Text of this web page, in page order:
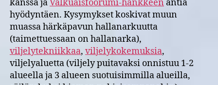
kanssa jaValkuaisfoorumi-hankkeen antia
hyödyntäen. Kysymykset koskivat muun
muassa härkäpavun hallanarkuutta
(taimettuessaan on hallanarka),
viljelytekniikkaa, viljelykokemuksia,
viljelyaluetta (viljely puitavaksi onnistuu 1-2
alueella ja 3 alueen suotuisimmilla alueilla,